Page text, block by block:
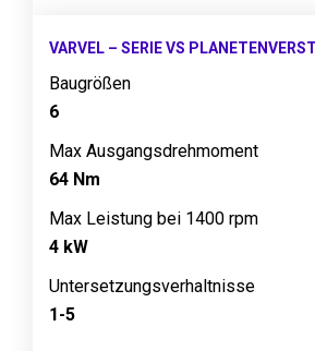
VARVEL – SERIE VS
Baugrößen
6
Max Ausgangsdrehmoment
64 Nm
Max Leistung bei 1400 rpm
4 kW
Untersetzungsverhaltnisse
1-5